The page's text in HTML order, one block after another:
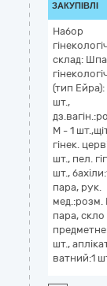
ЗАКУПІВЛІ
Набор
склад:
(тип Ейра):
шт.,
M - 1
гінек.
шт., пел.
шт.,
пара, рук.
мед.:розм.
пара, скло
шт.,
ватний:1